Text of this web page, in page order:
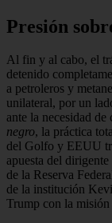
Presión
Al fin y al cabo, el
detenido
a petroleros y
unilateral, por un
ante la necesidad
negro, la práctica
del Golfo y EEUU
apuesta del
de la Reserva
de la institución
Trump con la misión